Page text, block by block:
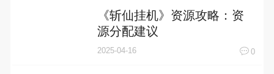
《斩仙挂机》资源攻略：资
源分配建议
2025-04-16 0